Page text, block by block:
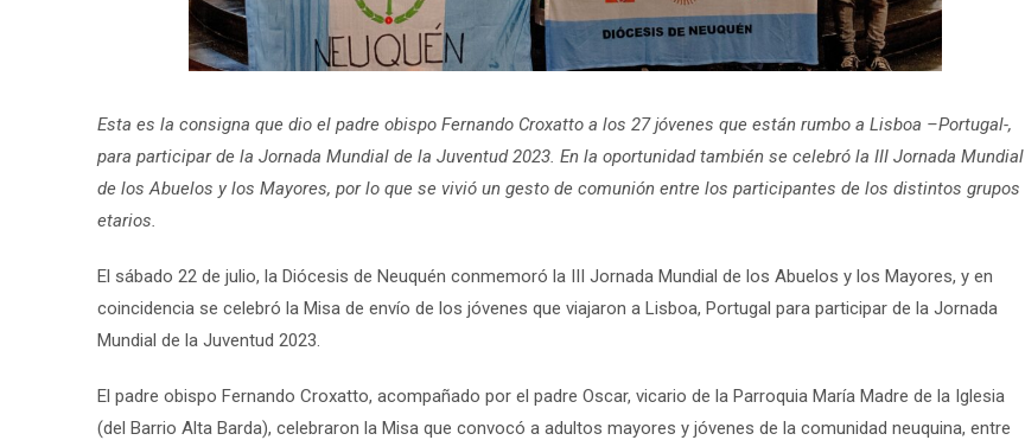
Esta es la consigna que dio el padre obispo Fernando Croxatto a los 27 jóvenes que están rumbo a Lisboa –Portugal-,
para participar de la Jornada Mundial de la Juventud 2023. En la oportunidad también se celebró la III Jornada Mundial
de los Abuelos y los Mayores, por lo que se vivió un gesto de comunión entre los participantes de los distintos grupos
etarios.
El sábado 22 de julio, la Diócesis de Neuquén conmemoró la III Jornada Mundial de los Abuelos y los Mayores, y en
coincidencia se celebró la Misa de envío de los jóvenes que viajaron a Lisboa, Portugal para participar de la Jornada
Mundial de la Juventud 2023.
El padre obispo Fernando Croxatto, acompañado por el padre Oscar, vicario de la Parroquia María Madre de la Iglesia
(del Barrio Alta Barda), celebraron la Misa que convocó a adultos mayores y jóvenes de la comunidad neuquina, entre